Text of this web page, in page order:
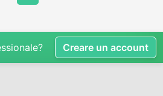
Creare un account